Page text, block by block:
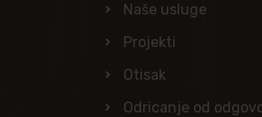
Naše usluge
Projekti
Otisak
Odricanje od